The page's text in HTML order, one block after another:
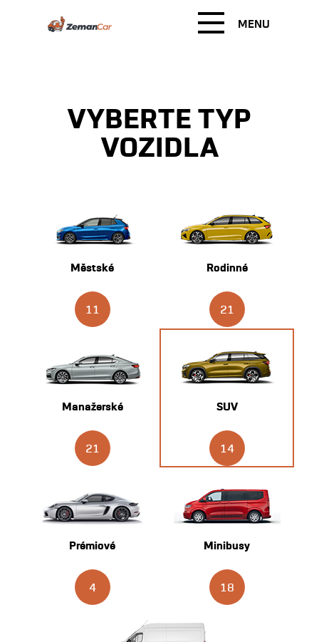
MENU
VYBERTE TYP
VOZIDLA
Městské
11
Rodinné
21
Manažerské
21
SUV
14
Prémiové
4
Minibusy
18